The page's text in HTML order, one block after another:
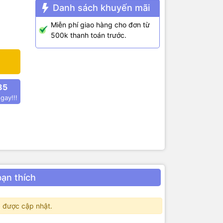
Danh sách khuyến mãi
Miễn phí giao hàng cho đơn từ
500k thanh toán trước.
thích
được cập nhật.
và sử
dịch
thông
chính là
lúc 4
(nguyên
giới hạn